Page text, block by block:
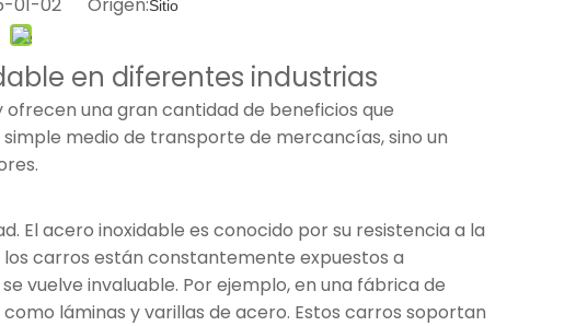
Sitio
en diferentes industrias
una gran cantidad de beneficios que
simple medio de transporte de mercancías, sino un
El acero inoxidable es conocido por su resistencia a la
carros están constantemente expuestos a
vuelve invaluable. Por ejemplo, en una fábrica de
láminas y varillas de acero. Estos carros soportan